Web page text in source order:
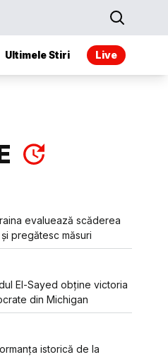
Ultimele Stiri Live
evaluează scăderea
pregătesc măsuri
El-Sayed obține victoria
din Michigan
istorică de la